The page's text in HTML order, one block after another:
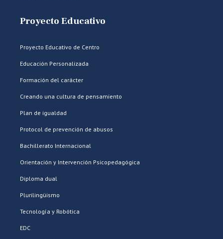
Proyecto Educativo
Proyecto Educativo de Centro
Educación Personalizada
Formación del carácter
Creando una cultura de pensamiento
Plan de igualdad
Protocol de prevención de abusos
Bachillerato Internacional
Orientación y Intervención Psicopedagógica
Diploma dual
Plurilingüismo
Tecnología y Robótica
EDC